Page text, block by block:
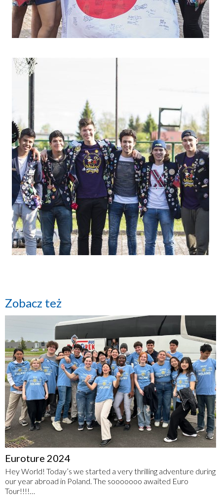
Zobacz też
Euroture 2024
Hey World! Today’s we started a very thrilling adventure during
our year abroad in Poland. The sooooooo awaited Euro
Tour!!!!…